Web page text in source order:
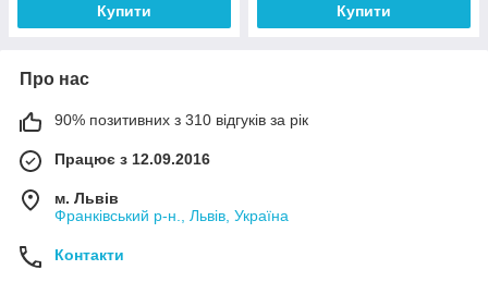
Купити Купити
Про нас
90% позитивних з 310 відгуків за рік
Працює з 12.09.2016
м. Львів
Франківський р-н., Львів, Україна
Контакти